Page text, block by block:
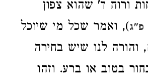
ורוח ד' שהוא צפון
), ואמר שכל מי שיוכל
והורה לנו שיש בחירה
בטוב או ברע. וזהו